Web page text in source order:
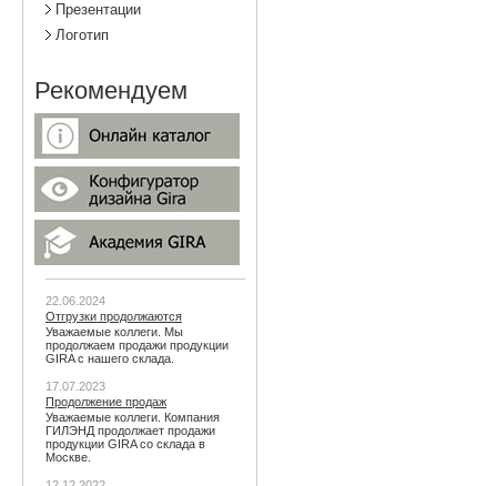
Презентации
Логотип
Рекомендуем
22.06.2024
Отгрузки продолжаются
Уважаемые коллеги. Мы
продолжаем продажи продукции
GIRA с нашего склада.
17.07.2023
Продолжение продаж
Уважаемые коллеги. Компания
ГИЛЭНД продолжает продажи
продукции GIRA со склада в
Москве.